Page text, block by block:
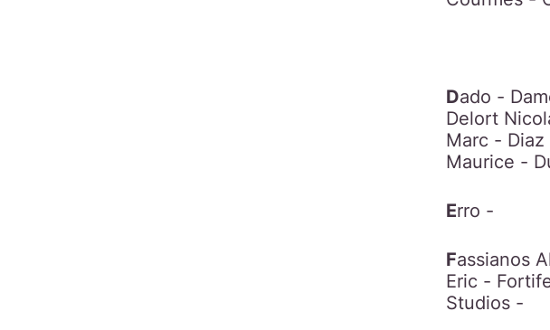
Dado -
Delort
Marc -
Maurice -
Erro -
Fassianos
Eric -
Studios -